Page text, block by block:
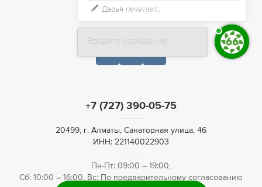
+7 (727) 390-05-75
20499, г. Алматы, Санаторная улица, 46
ИНН: 221140022903
Пн-Пт: 09:00 – 19:00,
Сб: 10:00 – 16:00, Вс: По предварительному согласованию
Введите сообщение
Дарья печатает...